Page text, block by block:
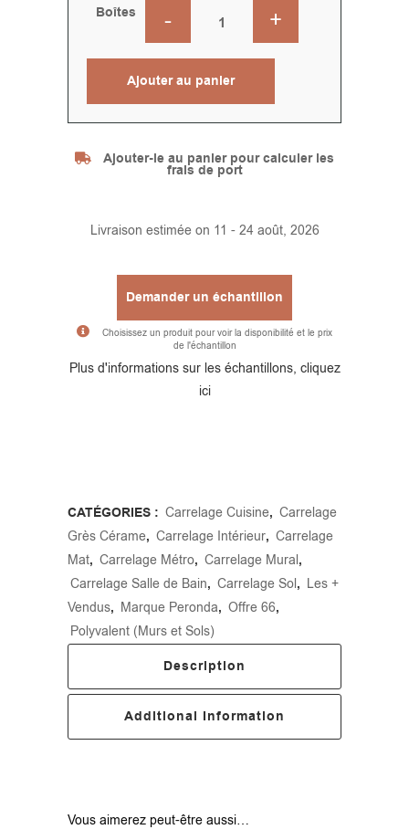
Boîtes
Ajouter au panier
Ajouter-le au panier pour calculer les
frais de port
Livraison estimée on 11 - 24 août, 2026
Demander un échantillon
Choisissez un produit pour voir la disponibilité et le prix
de l'échantillon
Alternative:
Plus d'informations sur les échantillons, cliquez
ici
CATÉGORIES : Carrelage Cuisine, Carrelage
Grès Cérame, Carrelage Intérieur, Carrelage
Mat, Carrelage Métro, Carrelage Mural,
Carrelage Salle de Bain, Carrelage Sol, Les +
Vendus, Marque Peronda, Offre 66,
Polyvalent (Murs et Sols)
Description
Additional Information
Vous aimerez peut-être aussi…